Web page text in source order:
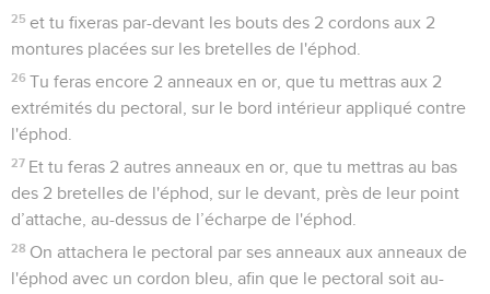
25 et tu fixeras par-devant les bouts des 2 cordons aux 2
montures placées sur les bretelles de l'éphod.
26 Tu feras encore 2 anneaux en or, que tu mettras aux 2
extrémités du pectoral, sur le bord intérieur appliqué contre
l'éphod.
27 Et tu feras 2 autres anneaux en or, que tu mettras au bas
des 2 bretelles de l'éphod, sur le devant, près de leur point
d’attache, au-dessus de l’écharpe de l'éphod.
28 On attachera le pectoral par ses anneaux aux anneaux de
l'éphod avec un cordon bleu, afin que le pectoral soit au-